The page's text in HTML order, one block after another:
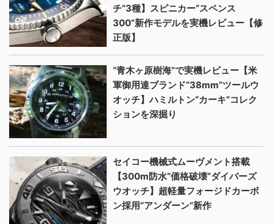
チ”3種】スピニカー“スペンス
300”新作モデルを実機レビュー【修
正版】
“青木ヶ原樹海”で実機レビュー【米
軍御用達ブランド“38mm”ツールウ
オッチ】ハミルトン“カーキ”コレク
ションを深掘り
セイコー機械式ムーヴメント搭載
【300m防水“価格破壊”ダイバーズ
ウオッチ】超軽量フォージドカーボ
ン採用“アンダーン”新作